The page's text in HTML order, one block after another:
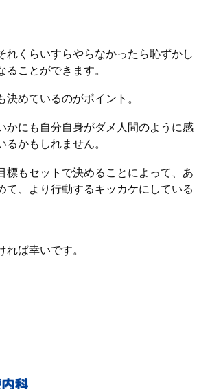
れくらいすらやらなかったら恥ずかし
ことができます。
決めているのがポイント。
かにも自分自身がダメ人間のように感
かもしれません。
標もセットで決めることによって、あ
て、より行動するキッカケにしている
ば幸いです。